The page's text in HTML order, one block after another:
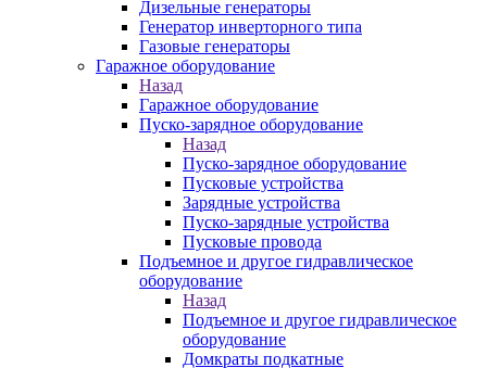
Дизельные генераторы
Генератор инверторного типа
Газовые генераторы
Гаражное оборудование
Назад
Гаражное оборудование
Пуско-зарядное оборудование
Назад
Пуско-зарядное оборудование
Пусковые устройства
Зарядные устройства
Пуско-зарядные устройства
Пусковые провода
Подъемное и другое гидравлическое
оборудование
Назад
Подъемное и другое гидравлическое
оборудование
Домкраты подкатные